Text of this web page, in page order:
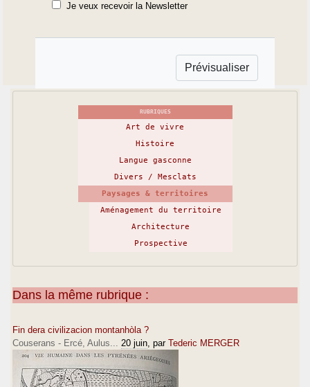
Je veux recevoir la Newsletter
RUBRIQUES
Art de vivre
Histoire
Langue gasconne
Divers / Mesclats
Paysages & territoires
Aménagement du territoire
Architecture
Prospective
Dans la même rubrique :
Fin dera civilizacion montanhòla ?
Couserans - Ercé, Aulus...
20 juin , par Tederic MERGER